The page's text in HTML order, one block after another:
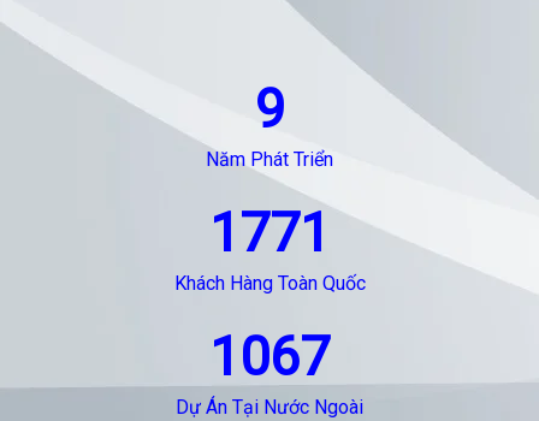
9
Năm Phát Triển
1771
Khách Hàng Toàn Quốc
1067
Dự Án Tại Nước Ngoài